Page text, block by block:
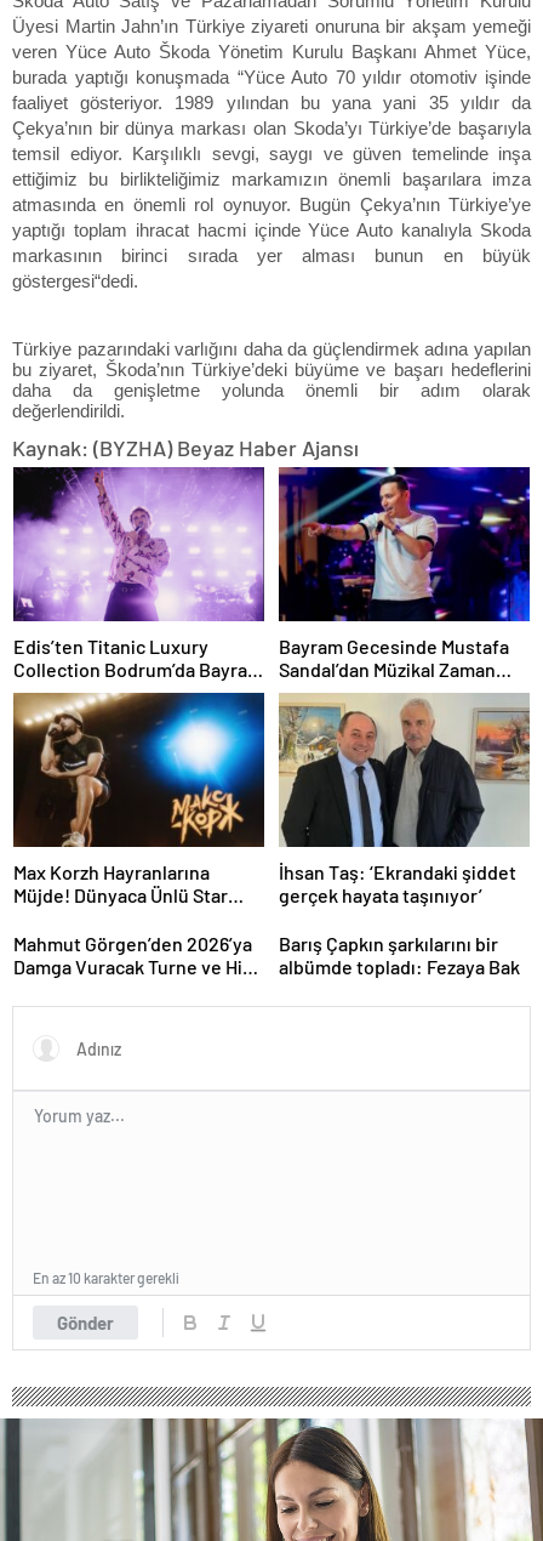
Üyesi Martin Jahn’ın Türkiye ziyareti onuruna bir akşam yemeği
veren Yüce Auto Škoda Yönetim Kurulu Başkanı Ahmet Yüce,
burada yaptığı konuşmada “Yüce Auto 70 yıldır otomotiv işinde
faaliyet gösteriyor. 1989 yılından bu yana yani 35 yıldır da
Çekya’nın bir dünya markası olan Skoda’yı Türkiye’de başarıyla
temsil ediyor. Karşılıklı sevgi, saygı ve güven temelinde inşa
ettiğimiz bu birlikteliğimiz markamızın önemli başarılara imza
atmasında en önemli rol oynuyor. Bugün Çekya’nın Türkiye’ye
yaptığı toplam ihracat hacmi içinde Yüce Auto kanalıyla Skoda
markasının birinci sırada yer alması bunun en büyük
göstergesi“dedi.
Türkiye pazarındaki varlığını daha da güçlendirmek adına yapılan
bu ziyaret, Škoda’nın Türkiye’deki büyüme ve başarı hedeflerini
daha da genişletme yolunda önemli bir adım olarak
değerlendirildi.
Kaynak: (BYZHA) Beyaz Haber Ajansı
Edis’ten Titanic Luxury
Collection Bodrum’da Bayram
Gecesine Damga Vuran
Performans
Bayram Gecesinde Mustafa
Sandal’dan Müzikal Zaman
Yolculuğu
Max Korzh Hayranlarına
Müjde! Dünyaca Ünlü Star
Performansla Hayranlarıyla
Buluşuyor
İhsan Taş: ‘Ekrandaki şiddet
gerçek hayata taşınıyor’
Mahmut Görgen’den 2026’ya
Damga Vuracak Turne ve Hit
Barış Çapkın şarkılarını bir
albümde topladı: Fezaya Bak
Gönder
En az 10 karakter gerekli